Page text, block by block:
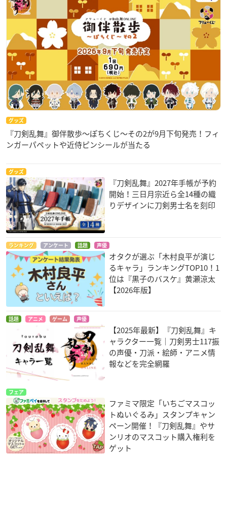
グッズ
『刀剣乱舞』御伴散歩～ぽちくじ～その2が9月下旬発売！フィ
ンガーパペットや近侍ピンシールが当たる
グッズ
『刀剣乱舞』2027年手帳が予約
開始！三日月宗近ら全14種の織
りデザインに刀剣男士名を刻印
ランキング アンケート 話題 声優
オタクが選ぶ「木村良平が演じ
るキャラ」ランキングTOP10！1
位は『黒子のバスケ』黄瀬涼太
【2026年版】
話題 アニメ ゲーム 声優
【2025年最新】『刀剣乱舞』キ
ャラクター一覧｜刀剣男士117振
の声優・刀派・絵師・アニメ情
報などを完全網羅
フェア
ファミマ限定「いちごマスコッ
トぬいぐるみ」スタンプキャン
ペーン開催！『刀剣乱舞』やサ
ンリオのマスコット購入権利を
ゲット